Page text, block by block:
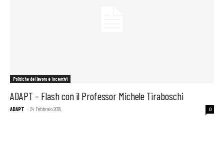
Politiche del lavoro e Incentivi
ADAPT – Flash con il Professor Michele Tiraboschi
ADAPT - 24 Febbraio 2015 0